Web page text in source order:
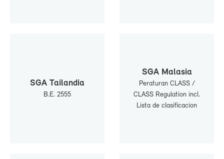
SGA Tai­lan­dia
B.E. 2555
SGA Ma­la­sia
Pe­ra­tu­ran CLASS /
CLASS Re­gu­la­tion incl.
Lis­ta de cla­si­fi­ca­cion